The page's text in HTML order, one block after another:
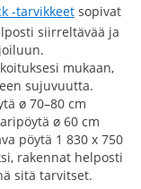
-tarvikkeet sopivat
siirreltävää ja
mukaan,
sujuvuutta.
ø 70–80 cm
ø 60 cm
pöytä 1 830 x 750
rakennat helposti
sitä tarvitset.